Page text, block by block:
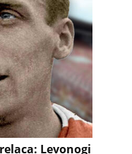
Levonogi